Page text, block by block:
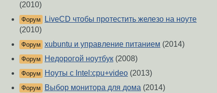
(2010)
Форум
LiveCD чтобы протестить железо на ноуте
(2010)
Форум xubuntu и управление питанием (2014)
Форум Недорогой ноутбук (2008)
Форум Ноуты с Intel:cpu+video (2013)
Форум Выбор монитора для дома (2014)